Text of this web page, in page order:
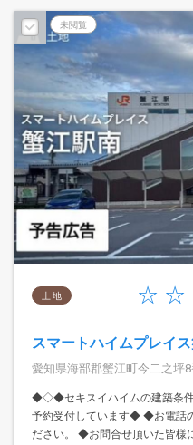
未閲覧
土 地
スマートハイムプレイ
愛知県海部郡蟹江町今二之坪8
◆◇◆セキスイハイムの建築条
予約受付しています◆ ◆お電話
ださい。 ◆お問合せ頂いた皆様